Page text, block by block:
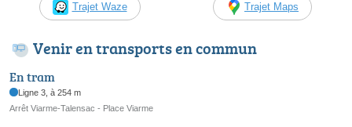
Trajet Waze Trajet Maps
Venir en transports en commun
En tram
Ligne 3, à 254 m
Arrêt Viarme-Talensac - Place Viarme